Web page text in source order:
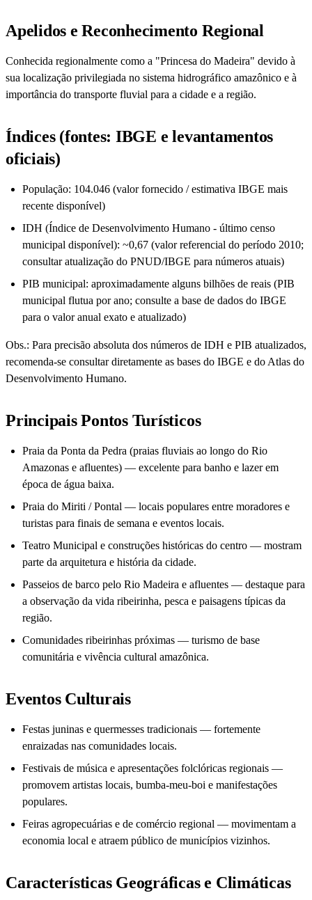
Apelidos e Reconhecimento Regional
Conhecida regionalmente como a "Princesa do Madeira" devido à
sua localização privilegiada no sistema hidrográfico amazônico e à
importância do transporte fluvial para a cidade e a região.
Índices (fontes: IBGE e levantamentos
oficiais)
População: 104.046 (valor fornecido / estimativa IBGE mais
recente disponível)
IDH (Índice de Desenvolvimento Humano - último censo
municipal disponível): ~0,67 (valor referencial do período 2010;
consultar atualização do PNUD/IBGE para números atuais)
PIB municipal: aproximadamente alguns bilhões de reais (PIB
municipal flutua por ano; consulte a base de dados do IBGE
para o valor anual exato e atualizado)
Obs.: Para precisão absoluta dos números de IDH e PIB atualizados,
recomenda-se consultar diretamente as bases do IBGE e do Atlas do
Desenvolvimento Humano.
Principais Pontos Turísticos
Praia da Ponta da Pedra (praias fluviais ao longo do Rio
Amazonas e afluentes) — excelente para banho e lazer em
época de água baixa.
Praia do Miriti / Pontal — locais populares entre moradores e
turistas para finais de semana e eventos locais.
Teatro Municipal e construções históricas do centro — mostram
parte da arquitetura e história da cidade.
Passeios de barco pelo Rio Madeira e afluentes — destaque para
a observação da vida ribeirinha, pesca e paisagens típicas da
região.
Comunidades ribeirinhas próximas — turismo de base
comunitária e vivência cultural amazônica.
Eventos Culturais
Festas juninas e quermesses tradicionais — fortemente
enraizadas nas comunidades locais.
Festivais de música e apresentações folclóricas regionais —
promovem artistas locais, bumba-meu-boi e manifestações
populares.
Feiras agropecuárias e de comércio regional — movimentam a
economia local e atraem público de municípios vizinhos.
Características Geográficas e Climáticas